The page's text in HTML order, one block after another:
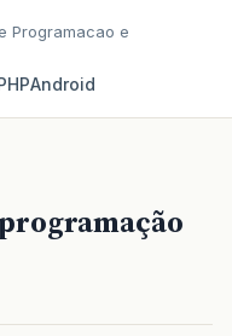
Programacao e
Android